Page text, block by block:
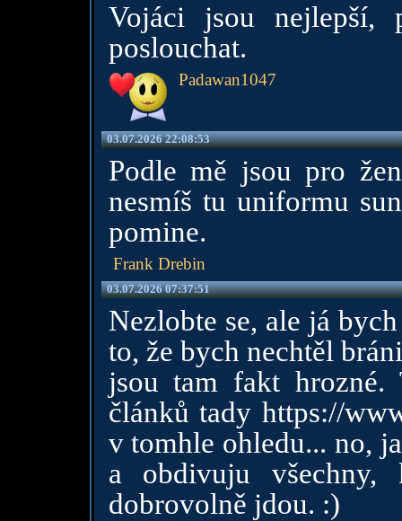
Vojáci jsou nejlepší,
poslouchat.
Padawan1047
03.07.2026 22:08:53
Podle mě jsou pro
nesmíš tu uniformu
pomine.
Frank Drebin
03.07.2026 07:37:51
Nezlobte se, ale já
to, že bych nechtěl
jsou tam fakt hrozné.
článků tady https://
v tomhle ohledu... no,
a obdivuju všechny,
dobrovolně jdou. :)